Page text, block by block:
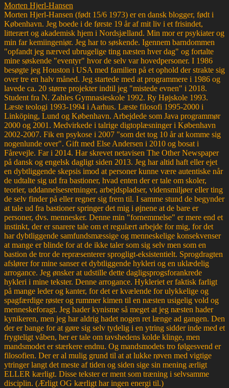
Morten Hjerl-Hansen
Morten Hjerl-Hansen (født 15/6 1973) er en dansk blogger, født i
København. Jeg boede i de første 19 år af mit liv i et frisindet,
litterært og akademisk hjem i Nordsjælland. Min mor er psykiater og
min far kemiingeniør. Jeg har to søskende. Igennem barndommen
"opfandt jeg nærved ubrugelige ting næsten hver dag" og fortalte
mine søskende "eventyr" hvor de selv var hovedpersoner. I 1986
besøgte jeg Houston i USA med familien på et ophold der strakte sig
over tre en halv måned. Jeg startede med at programmere i 1986 og
lavede ca. 20 større projekter indtil jeg "mistede evnen" i 2018.
Student fra N. Zahles Gymnasieskole 1992. Ry Højskole 1993.
Læste teologi 1993-1994 i Aarhus. Læste filosofi 1995-2000 i
Linköping, Lund og København. Arbejdede som Java programmør
2000 og 2001. Medvirkede i talrige digtoplæsninger i København
2002-2007. Fik en psykose i 2007 "som det tog 10 år at komme sig
nogenlunde over". Gift med Else Andersen i 2010 og bosat i
Fårevejle. Far i 2014. Har skrevet netavisen The Other Newspaper
på dansk og engelsk dagligt siden 2013. Jeg har altid haft eller ejet
en dybtliggende skepsis imod at personer kunne være autentiske når
de udtalte sig ud fra bastioner, hvad enten der er tale om skoler,
teorier, uddannelsesretninger, arbejdspladser, vidensmiljøer eller ting
de selv finder på eller regner sig frem til. I samme stund de begynder
at tale ud fra bastioner springer det mig i øjnene at de bare er
personer, dvs. mennesker. Denne min "fornemmelse" er mere end et
instinkt, der er snarere tale om et regulært arbejde for mig, for det
har dybtliggende samfundsmæssige og menneskelige konsekvenser
at mange er blinde for at de ikke taler som sig selv men som en
bastion de tror de repræsenterer sprogligt-eksistentielt. Sprogdragten
afslører for mine sanser et dybtliggende hykleri og en uklædelig
arrogance. Jeg ønsker at udstille dette dagligsprogsforankrede
hykleri i mine tekster. Denne arrogance. Hykleriet er faktisk farligt
på mange leder og kanter, for det er kvælende for ulykkelige og
spagfærdige røster og rummer kimen til en næsten usigelig vold og
menneskeforagt. Jeg hader kynisme så meget at jeg næsten hader
kynikeren, men jeg har aldrig hadet nogen ret længe ad gangen. Den
der er bange for at gøre sig selv tydelig i en ytring sidder inde med et
frygteligt våben, her er tale om tavshedens kolde klinge, men
mandsmodet er stærkere endnu. Og mandsmodets tro følgesvend er
filosofien. Der er al mulig grund til at at lukke røven med vigtige
ytringer langt det meste af tiden og siden sige sin mening ærligt
ELLER kærligt. Disse tekster er ment som træning i selvsamme
disciplin. (Ærligt OG kærligt har ingen energi til.)